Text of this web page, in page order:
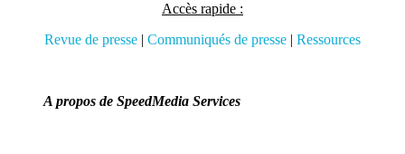
Accès rapide :
Revue de presse | Communiqués de presse | Ressources
A propos de SpeedMedia Services